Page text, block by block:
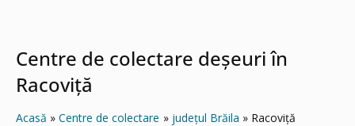
Centre de colectare deșeuri în
Racoviţă
Acasă Centre de colectare județul Brăila Racoviţă